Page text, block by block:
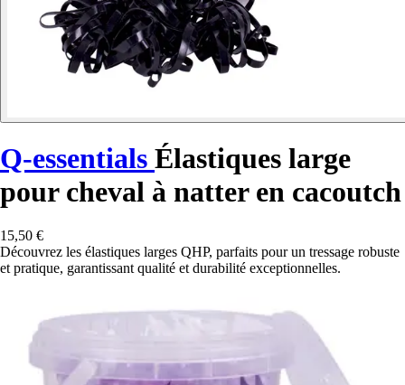
Q-essentials Élastiques large
pour cheval à natter en cacoutch
15,50 €
Découvrez les élastiques larges QHP, parfaits pour un tressage robuste
et pratique, garantissant qualité et durabilité exceptionnelles.